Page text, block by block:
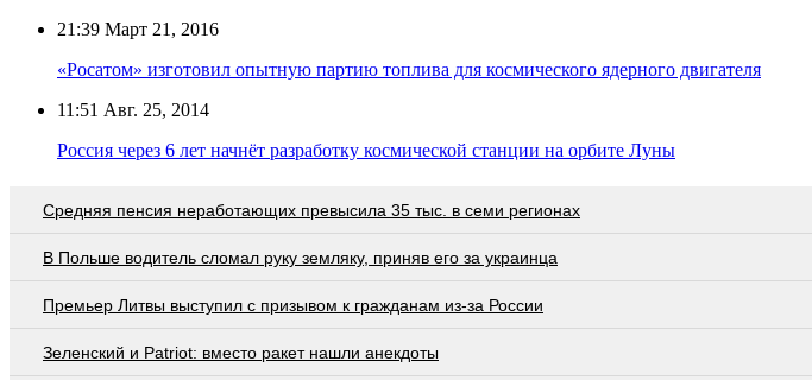
21:39 Март 21, 2016
«Росатом» изготовил опытную партию топлива для космического ядерного двигателя
11:51 Авг. 25, 2014
Россия через 6 лет начнёт разработку космической станции на орбите Луны
Средняя пенсия неработающих превысила 35 тыс. в семи регионах
В Польше водитель сломал руку земляку, приняв его за украинца
Премьер Литвы выступил с призывом к гражданам из-за России
Зеленский и Patriot: вместо ракет нашли анекдоты